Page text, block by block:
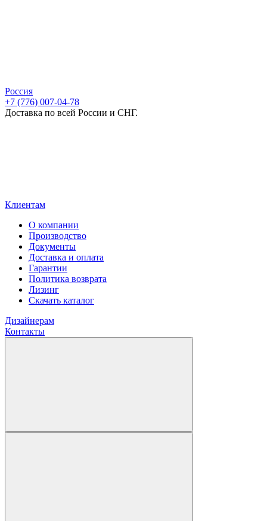
Россия
+7 (776) 007-04-78
Доставка по всей России и СНГ.
Клиентам
О компании
Производство
Документы
Доставка и оплата
Гарантии
Политика возврата
Лизинг
Скачать каталог
Дизайнерам
Контакты